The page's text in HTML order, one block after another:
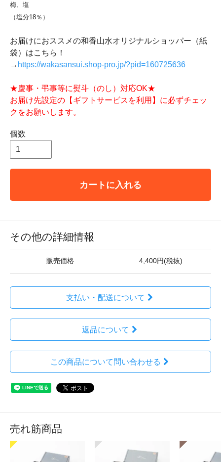
梅、塩
（塩分18％）
お届けにおススメの和香山水オリジナルショッパー（紙
袋）はこちら！
→ https://wakasansui.shop-pro.jp/?pid=160725636
★慶事・弔事等に熨斗（のし）対応OK★
お届け先設定の【ギフトサービスを利用】に必ずチェッ
クをお願いします。
個数
カートに入れる
その他の詳細情報
販売価格 4,400円(税抜)
支払い・配送について
返品について
この商品について問い合わせる
売れ筋商品